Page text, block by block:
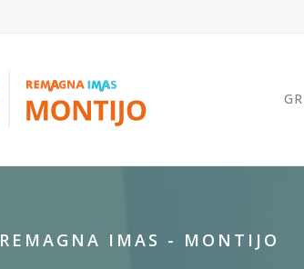
REMAGNA IMAS - MONTIJO